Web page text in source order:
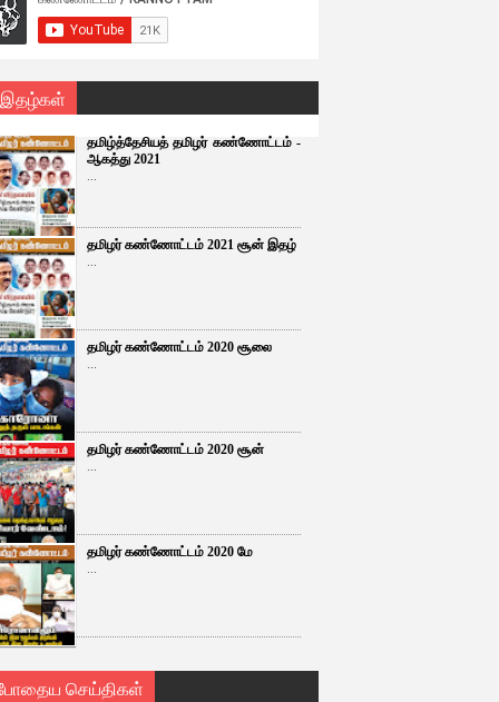
இதழ்கள்
தமிழ்த்தேசியத் தமிழர் கண்ணோட்டம் -
ஆகத்து 2021
...
தமிழர் கண்ணோட்டம் 2021 சூன் இதழ்
...
தமிழர் கண்ணோட்டம் 2020 சூலை
...
தமிழர் கண்ணோட்டம் 2020 சூன்
...
தமிழர் கண்ணோட்டம் 2020 மே
...
செய்திகள்